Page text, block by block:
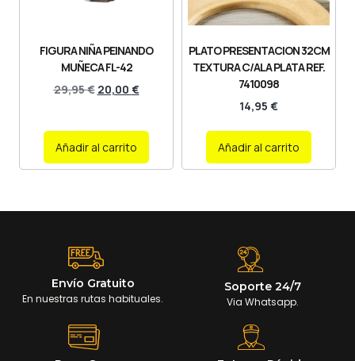
FIGURA NIÑA PEINANDO
MUÑECA FL-42
29,95€ 20,00 €
Añadir al carrito
PLATO PRESENTACION 32CM
TEXTURA C/ALA PLATA REF.
7410098
14,95 €
Añadir al carrito
Envío Gratuito
En nuestras rutas habituales.
Soporte 24/7
Via Whatsapp.